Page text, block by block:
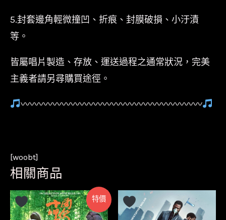
5.封套邊角輕微撞凹、折痕、封膜破損、小汙漬
等。
皆屬唱片製造、存放、運送過程之通常狀況，完美
主義者請另尋購買途徑。
〰〰〰〰〰〰〰〰〰〰〰〰〰〰〰〰〰〰〰〰
[woobt]
相關商品
特價